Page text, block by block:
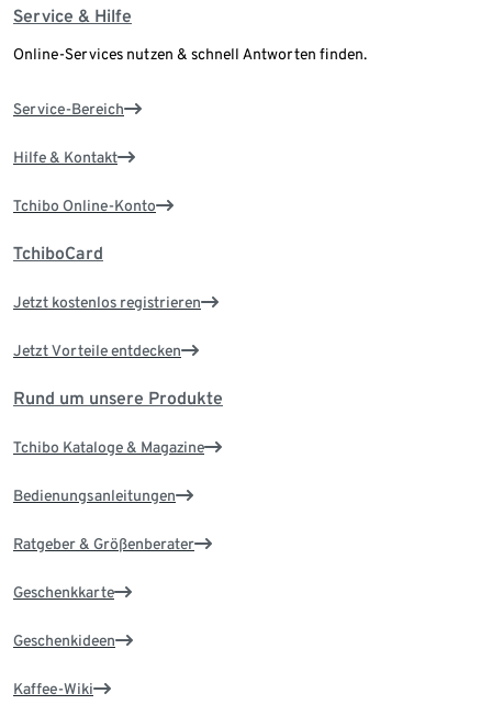
Service & Hilfe
Online-Services nutzen & schnell Antworten finden.
Service-Bereich
Hilfe & Kontakt
Tchibo Online-Konto
TchiboCard
Jetzt kostenlos registrieren
Jetzt Vorteile entdecken
Rund um unsere Produkte
Tchibo Kataloge & Magazine
Bedienungsanleitungen
Ratgeber & Größenberater
Geschenkkarte
Geschenkideen
Kaffee-Wiki